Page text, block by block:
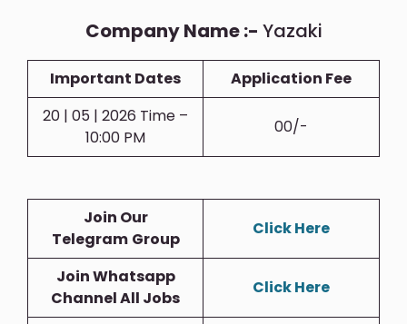
Company Name :- Yazaki
Important Dates
Application Fee
20 | 05 | 2026 Time –
10:00 PM
00/-
Join Our
Telegram Group
Click Here
Join Whatsapp
Channel All Jobs
Click Here